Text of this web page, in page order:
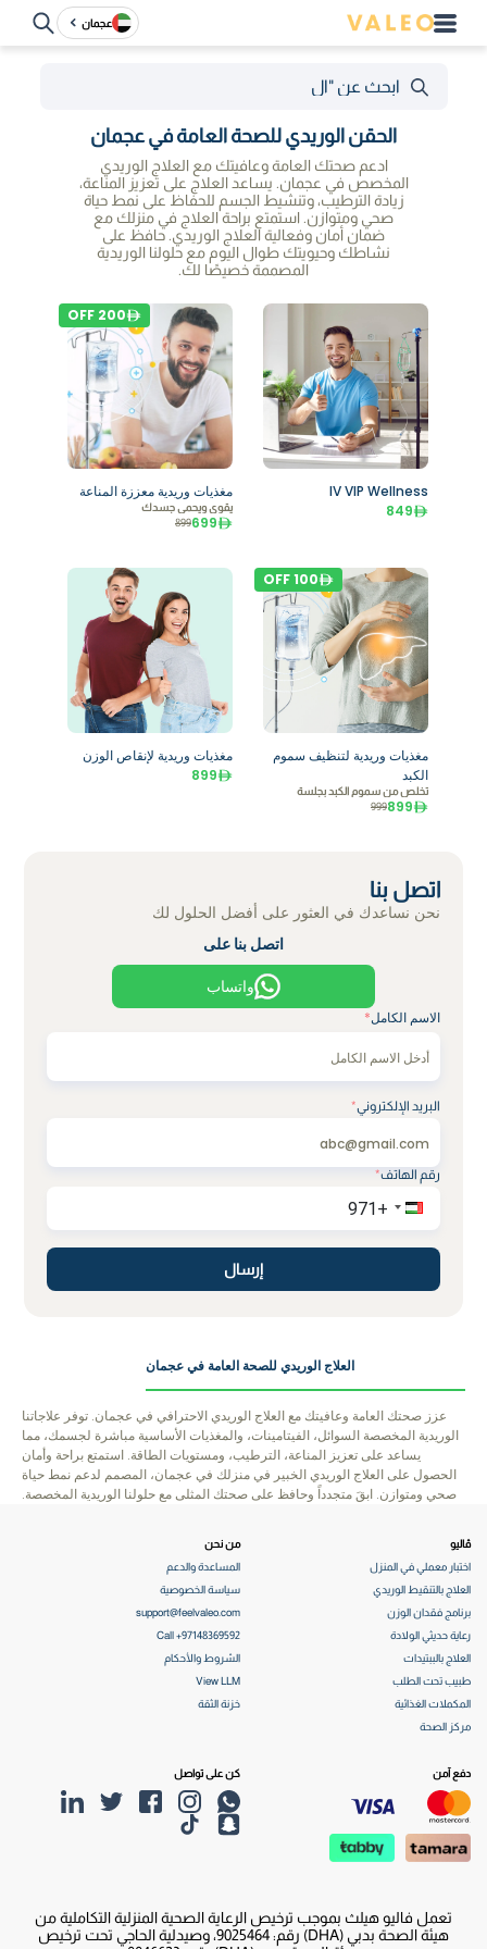
عجمان
ادعم صحتك العامة وعافيتك مع العلاج الوريدي
المخصص في عجمان. يساعد العلاج على تعزيز المناعة،
زيادة الترطيب، وتنشيط الجسم للحفاظ على نمط حياة
صحي ومتوازن. استمتع براحة العلاج في منزلك مع
ضمان أمان وفعالية العلاج الوريدي. حافظ على
نشاطك وحيويتك طوال اليوم مع حلولنا الوريدية
المصممة خصيصًا لك.
الحقن الوريدي للصحة العامة في عجمان
IV VIP Wellness
849
مغذيات وريدية معززة المناعة
يقوي ويحمي جسدك
699
899
200
OFF
مغذيات وريدية لتنظيف سموم
الكبد
تخلص من سموم الكبد بجلسة
899
999
100
OFF
مغذيات وريدية لإنقاص الوزن
899
اتصل بنا
نحن نساعدك في العثور على أفضل الحلول لك
اتصل بنا على
واتساب
الاسم الكامل*
البريد الإلكتروني*
رقم الهاتف*
إرسال
العلاج الوريدي للصحة العامة في عجمان
عزز صحتك العامة وعافيتك مع العلاج الوريدي الاحترافي في عجمان. توفر علاجاتنا
الوريدية المخصصة السوائل، الفيتامينات، والمغذيات الأساسية مباشرة لجسمك، مما
يساعد على تعزيز المناعة، الترطيب، ومستويات الطاقة. استمتع براحة وأمان
الحصول على العلاج الوريدي الخبير في منزلك في عجمان، المصمم لدعم نمط حياة
صحي ومتوازن. ابقَ متجدداً وحافظ على صحتك المثلى مع حلولنا الوريدية المخصصة.
ڤاليو
اختبار معملي في المنزل
العلاج بالتنقيط الوريدي
برنامج فقدان الوزن
رعاية حديثي الولادة
العلاج بالببتيدات
طبيب تحت الطلب
المكملات الغذائية
مركز الصحة
من نحن
المساعدة والدعم
سياسة الخصوصية
support@feelvaleo.com
Call +97148369592
الشروط والأحكام
View LLM
خزنة الثقة
دفع آمن كن على تواصل
تعمل فاليو هيلث بموجب ترخيص الرعاية الصحية المنزلية التكاملية من
هيئة الصحة بدبي (DHA) رقم: 9025464، وصيدلية الحاجي تحت ترخيص